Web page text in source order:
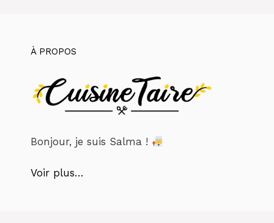
À PROPOS
Bonjour, je suis Salma !
Voir plus…